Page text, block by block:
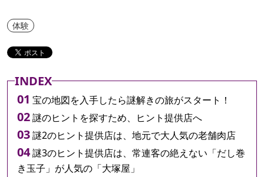
体験
INDEX
宝の地図を入手したら謎解きの旅がスタート！
謎のヒントを探すため、ヒント提供店へ
謎2のヒント提供店は、地元で大人気の老舗肉店
謎3のヒント提供店は、常連客の絶えない「だし巻
き玉子」が人気の「大塚屋」